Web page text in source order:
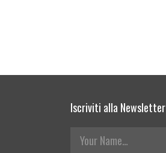
Iscriviti alla Newsletter
Your Name